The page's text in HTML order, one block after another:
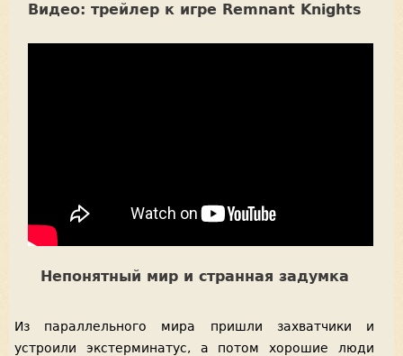
Видео: трейлер к игре Remnant Knights
Непонятный мир и странная задумка
Из параллельного мира пришли захватчики и
устроили экстерминатус, а потом хорошие люди